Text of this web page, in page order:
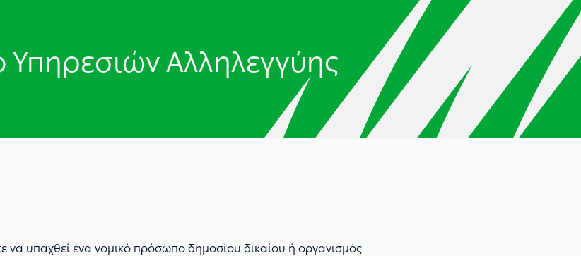
Υπηρεσιών Αλληλεγγύης
να υπαχθεί ένα νομικό πρόσωπο δημοσίου δικαίου ή οργανισμός